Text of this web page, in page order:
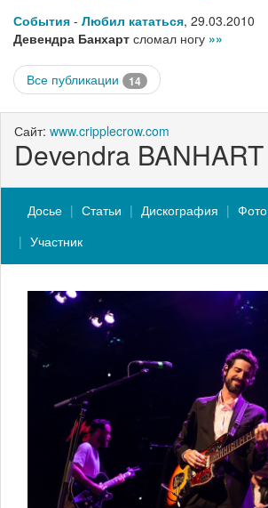
События - Любил кататься, 29.03.2010
Девендра Банхарт сломал ногу »»
Все публикации 14
Сайт: www.cripplecrow.com
Devendra BANHART
Досье Статьи Дискография Фото
Участник